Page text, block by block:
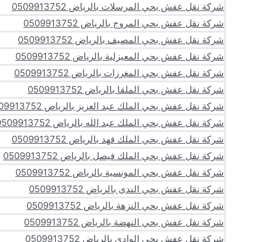
شركة نقل عفش بحي المرسلات بالرياض 0509913752
شركة نقل عفش بحي المروج بالرياض 0509913752
شركة نقل عفش بحي المصيف بالرياض 0509913752
شركة نقل عفش بحي المعيزلية بالرياض 0509913752
شركة نقل عفش بحي المغرزات بالرياض 0509913752
شركة نقل عفش بحي الملقا بالرياض 0509913752
شركة نقل عفش بحي الملك عبد العزيز بالرياض 0509913752
شركة نقل عفش بحي الملك عبد الله بالرياض 0509913752
شركة نقل عفش بحي الملك فهد بالرياض 0509913752
شركة نقل عفش بحي الملك فيصل بالرياض 0509913752
شركة نقل عفش بحي المونسية بالرياض 0509913752
شركة نقل عفش بحي الندى بالرياض 0509913752
شركة نقل عفش بحي النزهة بالرياض 0509913752
شركة نقل عفش بحي النهضة بالرياض 0509913752
شركة نقل عفش بحي الوادي بالرياض 0509913752